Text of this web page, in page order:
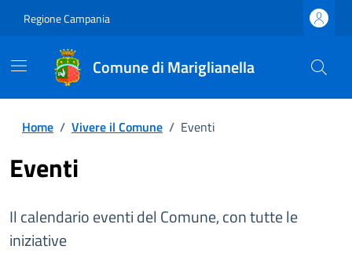
Regione Campania
Comune di Mariglianella
Home / Vivere il Comune / Eventi
Eventi
Il calendario eventi del Comune, con tutte le
iniziative